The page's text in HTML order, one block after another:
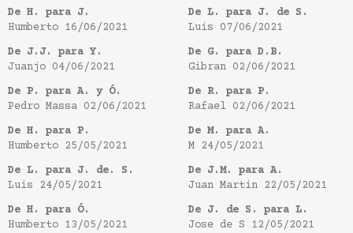
De H. para J.
Humberto 16/06/2021
De L. para J. de S.
Luis 07/06/2021
De J.J. para Y.
Juanjo 04/06/2021
De G. para D.B.
Gibran 02/06/2021
De P. para A. y Ó.
Pedro Massa 02/06/2021
De R. para P.
Rafael 02/06/2021
De H. para P.
Humberto 25/05/2021
De M. para A.
M 24/05/2021
De L. para J. de. S.
Luis 24/05/2021
De J.M. para A.
Juan Martin 22/05/2021
De H. para Ó.
Humberto 13/05/2021
De J. de S. para L.
Jose de S 12/05/2021